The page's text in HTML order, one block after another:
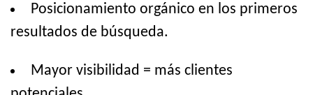
Posicionamiento orgánico en los primeros
resultados de búsqueda.
Mayor visibilidad = más clientes